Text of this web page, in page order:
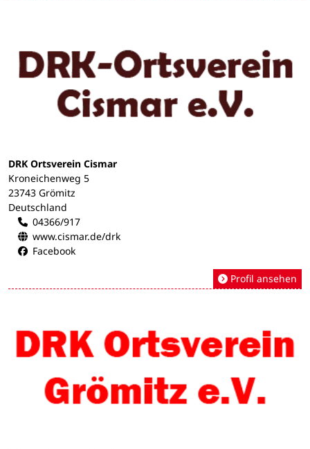
DRK Ortsverein Cismar
Kroneichenweg 5
23743 Grömitz
Deutschland
04366/917
www.cismar.de/drk
Facebook
Profil ansehen